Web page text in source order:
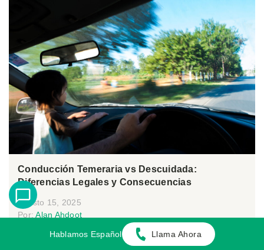
Conducción Temeraria vs Descuidada:
Diferencias Legales y Consecuencias
Agosto 15, 2025
Por:Alan Ahdoot
Imagínese esto: como cada mañana, va en su
Hablamos Español Llama Ahora